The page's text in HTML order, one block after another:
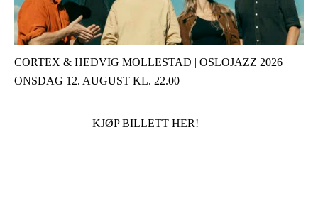
CORTEX & HEDVIG MOLLESTAD | OSLOJAZZ 2026
ONSDAG 12. AUGUST KL. 22.00
KJØP BILLETT HER!